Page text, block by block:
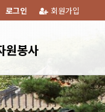
회원가입
로그인
원봉사